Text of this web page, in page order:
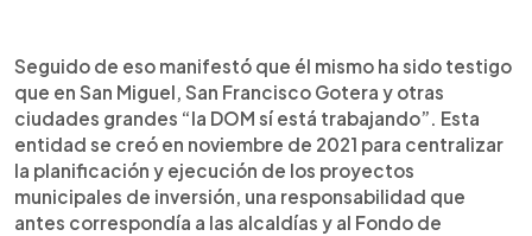
Seguido de eso manifestó que él mismo ha sido testigo
que en San Miguel, San Francisco Gotera y otras
ciudades grandes “la DOM sí está trabajando”. Esta
entidad se creó en noviembre de 2021 para centralizar
la planificación y ejecución de los proyectos
municipales de inversión, una responsabilidad que
antes correspondía a las alcaldías y al Fondo de